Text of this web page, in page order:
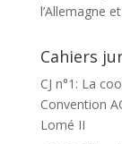
l’Allemagne
Cahiers
CJ n°1: La
Convention
Lomé II